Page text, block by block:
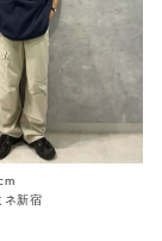
ネ新宿